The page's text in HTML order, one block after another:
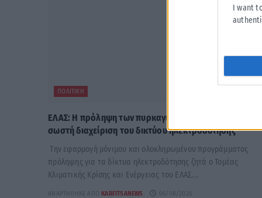
I want
ΠΟΛΙΤΙΚΉ
ΕΛΑΣ: Η πρόληψη των πυρκαγιών περνά και από τη
σωστή διαχείριση του δικτύου ηλεκτροδότησης
Την εφαρμογή μόνιμου και ολοκληρωμένου προγράμματος
πρόληψης για τα δίκτυα ηλεκτροδότησης ζητά ο Τομέας
Κλιματικής Κρίσης και Ενέργειας του ΕΛΑΣ....
ΑΝΑΡΤΉΘΗΚΕ ΑΠΌ KARFITSANEWS 06/08/2026